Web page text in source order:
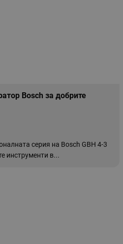
Bosch за добрите
серия на Bosch GBH 4-3
инструменти в...